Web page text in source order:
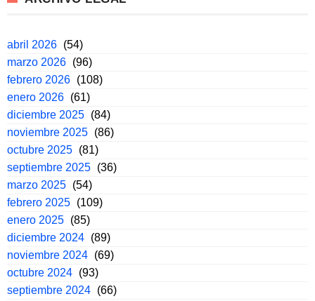
abril 2026 (54)
marzo 2026 (96)
febrero 2026 (108)
enero 2026 (61)
diciembre 2025 (84)
noviembre 2025 (86)
octubre 2025 (81)
septiembre 2025 (36)
marzo 2025 (54)
febrero 2025 (109)
enero 2025 (85)
diciembre 2024 (89)
noviembre 2024 (69)
octubre 2024 (93)
septiembre 2024 (66)